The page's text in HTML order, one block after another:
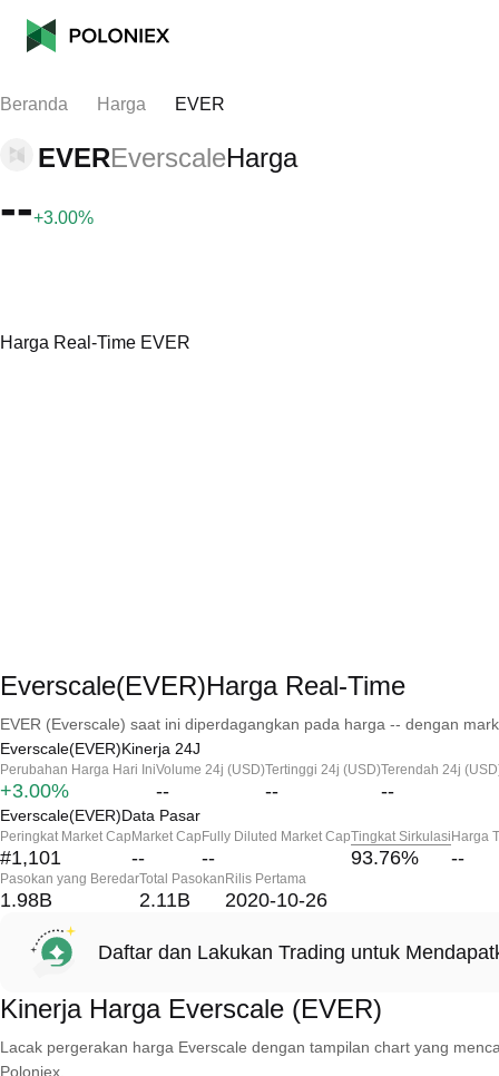
Beranda Harga EVER
EVEREverscaleHarga
--+3.00%
Harga Real-Time EVER
Everscale(EVER)Harga Real-Time
EVER (Everscale) saat ini diperdagangkan pada harga -- dengan
Everscale(EVER)Kinerja 24J
Perubahan Harga Hari Ini
+3.00%
Volume 24j (USD)
--
Tertinggi 24j (USD)
--
Terendah 24j
--
Everscale(EVER)Data Pasar
Peringkat Market Cap
#1,101
Market Cap
--
Fully Diluted Market Cap
--
Tingkat Sirkulasi
93.76%
Harga
--
Pasokan yang Beredar
1.98B
Total Pasokan
2.11B
Rilis Pertama
2020-10-26
Daftar dan Lakukan Trading untuk
Kinerja Harga Everscale (EVER)
Lacak pergerakan harga Everscale dengan tampilan chart yang
Poloniex.